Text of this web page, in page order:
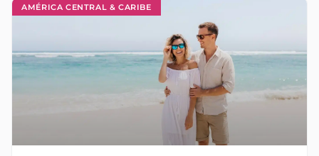
AMÉRICA CENTRAL & CARIBE